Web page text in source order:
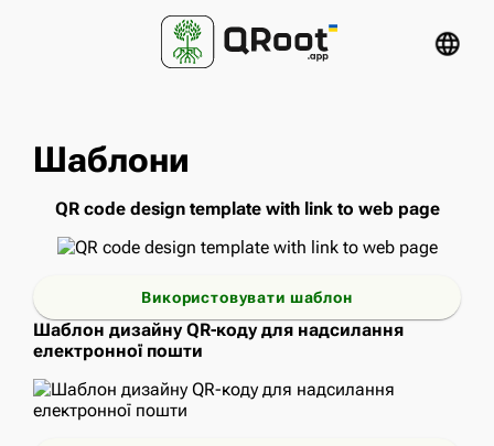
language
Шаблони
QR code design template with link to web page
Використовувати шаблон
Шаблон дизайну QR-коду для надсилання
електронної пошти